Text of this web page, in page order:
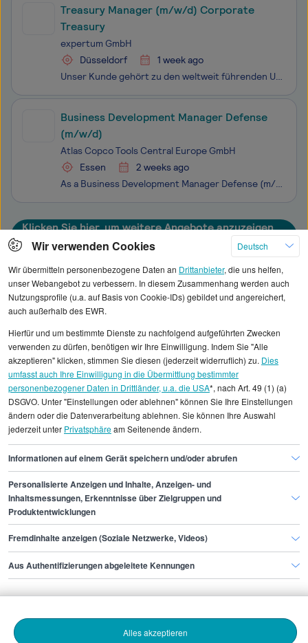
Treasury Manager (m/w/d) Corporate
Treasury
expertum GmbH
Düsseldorf
1 week ago
Unser Kunde gehört zu den weltweit führenden Unternehmen der Spezialchemie und entwickelt innovative Hochleistungswerkstoffe für Branchen wie Automotive, Elektrotechnik, Konsumgüter und Industrie. Für das internationale Headquarter in Düsseldorf suchen wir zum nächstmöglichen Zeitpunkt einen Treasur
Business Development Manager Defense
(m/w/d)
Atlas Copco Tools Central Europe GmbH
Essen
2 weeks ago
As a Business Development Manager Defense (m/w/d), your mission is to increase the sales, market share, and brand presence for the Defense Sub-Segments across the Customer Center Central Europe in line with our vision and strategy to become #1 provider for Smart Factory Tightening Solutions.This sha
Klicken Sie hier, um weitere Angebote anzuzeigen
Alle angezeigten Gehaltsdaten beruhen auf
Durchschnittswerte und die Angaben können nicht
einzelnen Stellenangeboten zugeordnet werden.
Gehaltsinformationen
Vertrieb und Verkauf
Manager of Corporate Development
Manager of Corporate Development Düsseldorf
Finde den Job,
der zu dir passt.
Bewerbende
Wir verwenden Cookies
Deutsch
Wir übermitteln personenbezogene Daten an Drittanbieter, die uns helfen,
unser Webangebot zu verbessern. In diesem Zusammenhang werden auch
Nutzungsprofile (u.a. auf Basis von Cookie-IDs) gebildet und angereichert,
auch außerhalb des EWR.
Hierfür und um bestimmte Dienste zu nachfolgend aufgeführten Zwecken
verwenden zu dürfen, benötigen wir Ihre Einwilligung. Indem Sie "Alle
akzeptieren" klicken, stimmen Sie diesen (jederzeit widerruflich) zu. Dies
umfasst auch Ihre Einwilligung in die Übermittlung bestimmter
personenbezogener Daten in Drittländer, u.a. die USA*, nach Art. 49 (1) (a)
DSGVO. Unter "Einstellungen oder ablehnen" können Sie Ihre Einstellungen
ändern oder die Datenverarbeitung ablehnen. Sie können Ihre Auswahl
jederzeit unter Privatsphäream Seitenende ändern.
Informationen auf einem Gerät speichern und/oder abrufen
Personalisierte Anzeigen und Inhalte, Anzeigen- und
Inhaltsmessungen, Erkenntnisse über Zielgruppen und
Produktentwicklungen
Fremdinhalte anzeigen (Soziale Netzwerke, Videos)
Aus Authentifizierungen abgeleitete Kennungen
Alles akzeptieren